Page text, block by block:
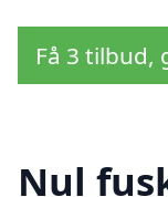
Få 3
Nul